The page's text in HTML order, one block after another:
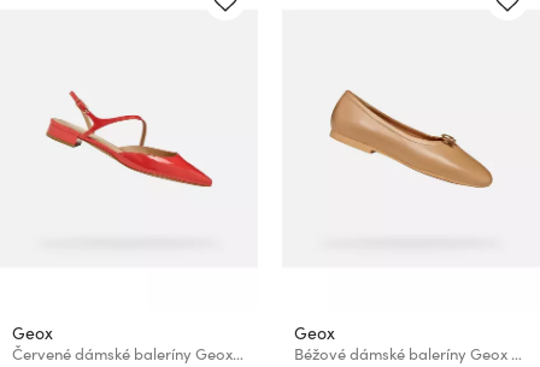
Geox
Červené dámské baleríny Geox Giselda15
Geox
Béžové dámské baleríny Geox New Palmaria